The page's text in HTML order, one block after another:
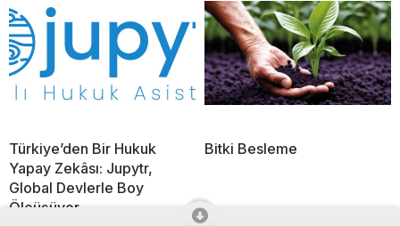
Türkiye’den Bir Hukuk
Yapay Zekâsı: Jupytr,
Global Devlerle Boy
Ölçüşüyor
Bitki Besleme